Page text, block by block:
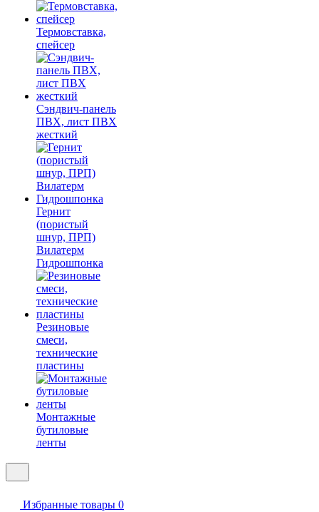
Термовставка,
спейсер
Сэндвич-панель
ПВХ, лист ПВХ
жесткий
Гернит
(пористый
шнур, ПРП)
Вилатерм
Гидрошпонка
Резиновые
смеси,
технические
пластины
Монтажные
бутиловые
ленты
Избранные товары 0